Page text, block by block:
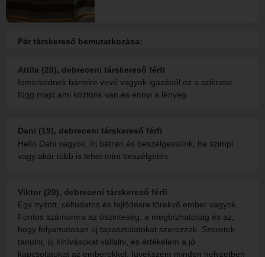
Pár társkereső bemutatkozása:
Attila (28), debreceni társkereső férfi
Ismerkednek bármire vevő vagyok igazából ez a szikratol
függ majd ami köztünk van es ennyi a lényeg
Dani (19), debreceni társkereső férfi
Hello Dani vagyok. Irj bátran és beszélgessünk, ha szimpi
vagy akár több is lehet mint beszélgetés.
Viktor (20), debreceni társkereső férfi
Egy nyitott, céltudatos és fejlődésre törekvő ember vagyok.
Fontos számomra az őszinteség, a megbízhatóság és az,
hogy folyamatosan új tapasztalatokat szerezzek. Szeretek
tanulni, új kihívásokat vállalni, és értékelem a jó
kapcsolatokat az emberekkel. Igyekszem minden helyzetben